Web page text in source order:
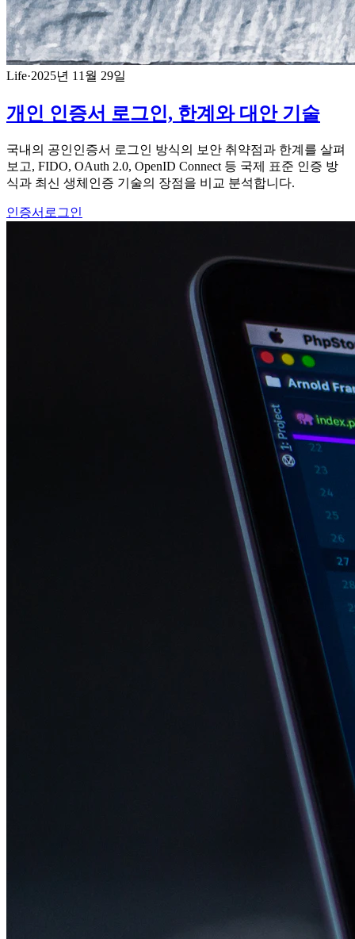
Life·2025년 11월 29일
개인 인증서 로그인, 한계와 대안 기술
국내의 공인인증서 로그인 방식의 보안 취약점과 한계를 살펴
보고, FIDO, OAuth 2.0, OpenID Connect 등 국제 표준 인증 방
식과 최신 생체인증 기술의 장점을 비교 분석합니다.
인증서 로그인